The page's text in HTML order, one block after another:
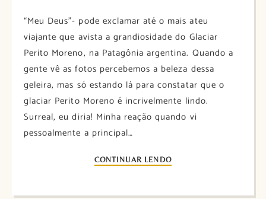
“Meu Deus”- pode exclamar até o mais ateu
viajante que avista a grandiosidade do Glaciar
Perito Moreno, na Patagônia argentina. Quando a
gente vê as fotos percebemos a beleza dessa
geleira, mas só estando lá para constatar que o
glaciar Perito Moreno é incrivelmente lindo.
Surreal, eu diria! Minha reação quando vi
pessoalmente a principal…
CONTINUAR LENDO